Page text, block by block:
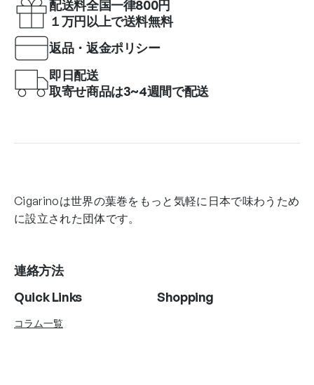
配送料全国一律800円
１万円以上で送料無料
返品・返金ポリシー
即日配送
取寄せ商品は3~4週間で配送
Cigarinoは世界の葉巻をもっと気軽に日本で味わうため
に設立された団体です。
連絡方法
Quick Links
コラム一覧
Shopping